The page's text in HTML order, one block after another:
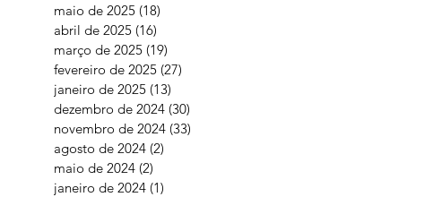
maio de 2025 (18)
abril de 2025 (16)
março de 2025 (19)
fevereiro de 2025 (27)
janeiro de 2025 (13)
dezembro de 2024 (30)
novembro de 2024 (33)
agosto de 2024 (2)
maio de 2024 (2)
janeiro de 2024 (1)